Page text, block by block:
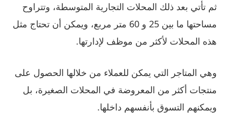
ثم تأتي بعد ذلك المحلات التجارية المتوسطة، وتتراوح
مساحتها ما بين 25 و 60 متر مربع، ويمكن أن تحتاج مثل
هذه المحلات لأكثر من موظف لإدارتها.
وهي المتاجر التي يمكن للعملاء من خلالها الحصول على
منتجات أكثر من المعروضة في المحلات الصغيرة، بل
ويمكنهم التسوق بأنفسهم داخلها.